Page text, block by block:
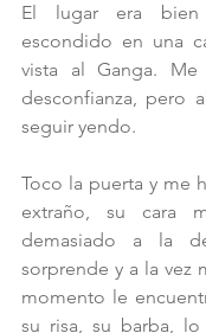
El lugar era
escondido en una
vista al Ganga.
desconfianza, pero
seguir yendo.
Toco la puerta y me
extraño, su cara
demasiado a la
sorprende y a la vez
momento le
su risa, su barba,